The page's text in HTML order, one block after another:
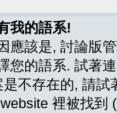
我的語系!
應該是, 討論版
您的語系. 試著
不存在的, 請
裡被找到